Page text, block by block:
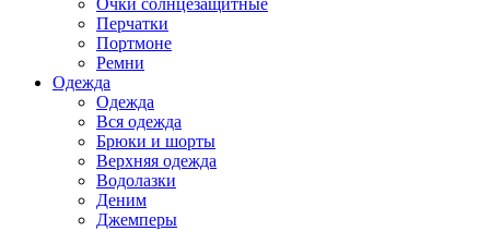
Очки солнцезащитные
Перчатки
Портмоне
Ремни
Одежда
Одежда
Вся одежда
Брюки и шорты
Верхняя одежда
Водолазки
Деним
Джемперы